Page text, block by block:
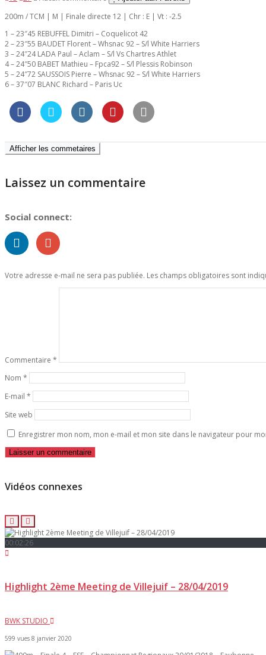
200m / TCM | M | Finale directe 12 | Chr : E | Vt : -2.5
1 – 23″45 REBUFFEL Dimitri – Coquelicot 42
2 – 23″55 BAUDET Florent – Whsnac 92 – S/l White Harriers
3 – 24″24 LADA Paul – Aclam – S/l Vs Chartres Athlet
4 – 24″50 BABET Mathieu – Fpca92 – S/l Plessis Robinson
5 – 24″72 SAUSSOIS Pierre – Whsnac 92 – S/l White Harriers
6 – 37″07 BLANC Richard – Paris Uc
Afficher les commetaires
Laissez un commentaire
Social connect:
Votre adresse e-mail ne sera pas publiée. Les champs obligatoires sont
Commentaire *
Nom *
E-mail *
Site web
Enregistrer mon nom, mon e-mail et mon site dans le navigateur pour
Vidéos connexes
00:02:26
Highlight 2ème Meeting de Villejuif – 28/04/2019
BWK STUDIO
599 vues 8 janvier 2020